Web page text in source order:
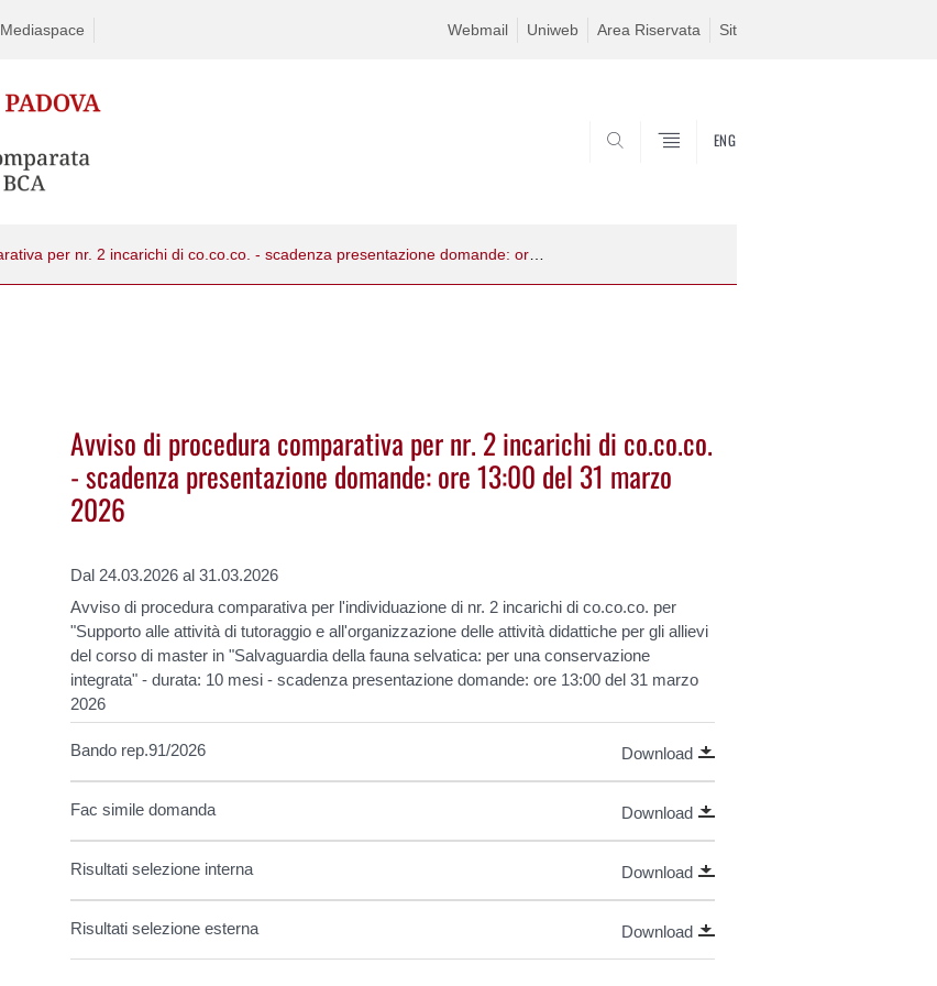
Mediaspace Webmail Uniweb Area Riservata Sit
ENG
Avviso di procedura comparativa per nr. 2 incarichi di co.co.co. - scadenza presentazione domande: ore 13:00 del 31 marzo 2026
Avviso di procedura comparativa per nr. 2 incarichi di co.co.co.
- scadenza presentazione domande: ore 13:00 del 31 marzo
2026
Dal 24.03.2026 al 31.03.2026
Avviso di procedura comparativa per l'individuazione di nr. 2 incarichi di co.co.co. per
"Supporto alle attività di tutoraggio e all'organizzazione delle attività didattiche per gli allievi
del corso di master in "Salvaguardia della fauna selvatica: per una conservazione
integrata" - durata: 10 mesi - scadenza presentazione domande: ore 13:00 del 31 marzo
2026
Bando rep.91/2026 Download
Fac simile domanda Download
Risultati selezione interna Download
Risultati selezione esterna Download